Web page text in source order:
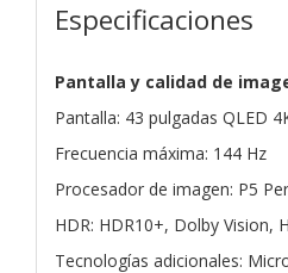
Especificaciones
Pantalla y calidad de
Pantalla: 43 pulgadas QLED
Frecuencia máxima: 144 Hz
Procesador de imagen: P5
HDR: HDR10+, Dolby Vision,
Tecnologías adicionales: